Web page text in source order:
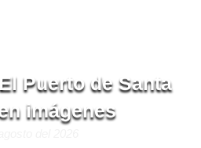
Puerto de Santa
imágenes